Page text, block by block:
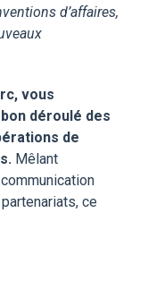
d’affaires,
vous
déroulé des
de
Mêlant
ce